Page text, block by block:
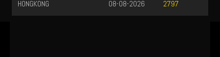
HONGKONG 2797
08-08-2026